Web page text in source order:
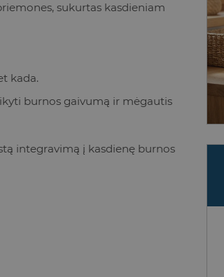
sukurtas kasdieniam
kada.
burnos gaivumą ir mėgautis
integravimą į kasdienę burnos